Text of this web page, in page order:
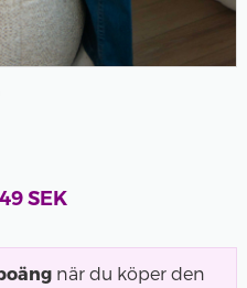
SEK
när du köper den